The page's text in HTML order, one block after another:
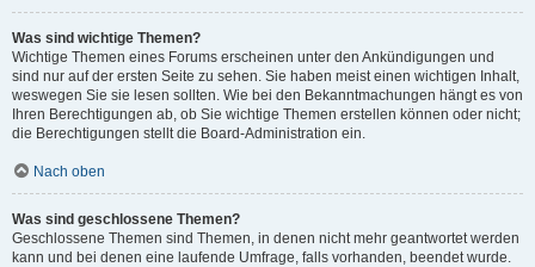
Was sind wichtige Themen?
Wichtige Themen eines Forums erscheinen unter den Ankündigungen und
sind nur auf der ersten Seite zu sehen. Sie haben meist einen wichtigen Inhalt,
weswegen Sie sie lesen sollten. Wie bei den Bekanntmachungen hängt es von
Ihren Berechtigungen ab, ob Sie wichtige Themen erstellen können oder nicht;
die Berechtigungen stellt die Board-Administration ein.
Nach oben
Was sind geschlossene Themen?
Geschlossene Themen sind Themen, in denen nicht mehr geantwortet werden
kann und bei denen eine laufende Umfrage, falls vorhanden, beendet wurde.